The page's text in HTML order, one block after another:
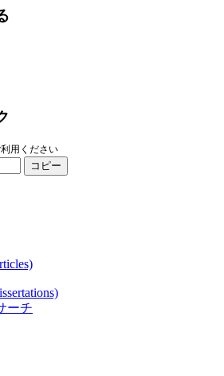
用ください
コピー
ーチ